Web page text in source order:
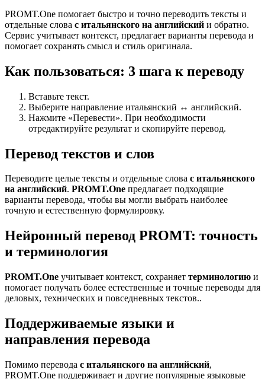
PROMT.One помогает быстро и точно переводить тексты и
отдельные слова с итальянского на английский и обратно.
Сервис учитывает контекст, предлагает варианты перевода и
помогает сохранять смысл и стиль оригинала.
Как пользоваться: 3 шага к переводу
Вставьте текст.
Выберите направление итальянский ↔ английский.
Нажмите «Перевести». При необходимости
отредактируйте результат и скопируйте перевод.
Перевод текстов и слов
Переводите целые тексты и отдельные слова с итальянского
на английский. PROMT.One предлагает подходящие
варианты перевода, чтобы вы могли выбрать наиболее
точную и естественную формулировку.
Нейронный перевод PROMT: точность
и терминология
PROMT.One учитывает контекст, сохраняет терминологию и
помогает получать более естественные и точные переводы для
деловых, технических и повседневных текстов..
Поддерживаемые языки и
направления перевода
Помимо перевода с итальянского на английский,
PROMT.One поддерживает и другие популярные языковые